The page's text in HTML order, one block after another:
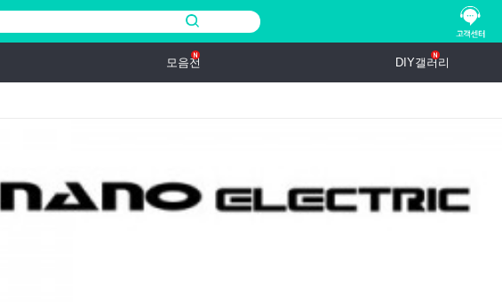
모음전 DIY갤러리